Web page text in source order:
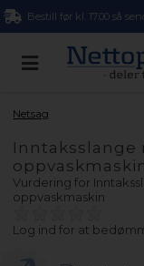
Bestill før kl. 17.00 så
Netsag
Inntaksslange
Vurdering for
oppvaskmaskin
Log ind for at